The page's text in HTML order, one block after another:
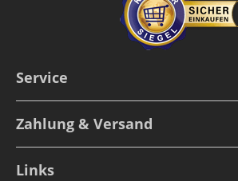
Service
Zahlung & Versand
Links